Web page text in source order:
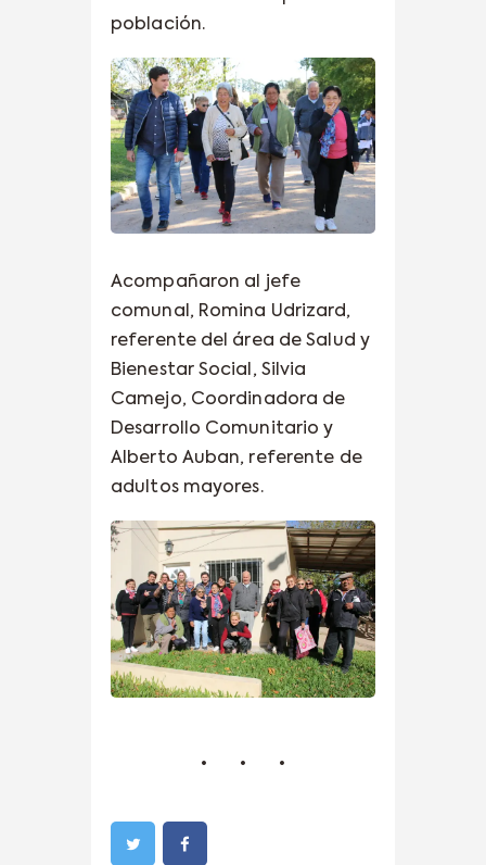
población.
Acompañaron al jefe
comunal, Romina Udrizard,
referente del área de Salud y
Bienestar Social, Silvia
Camejo, Coordinadora de
Desarrollo Comunitario y
Alberto Auban, referente de
adultos mayores.